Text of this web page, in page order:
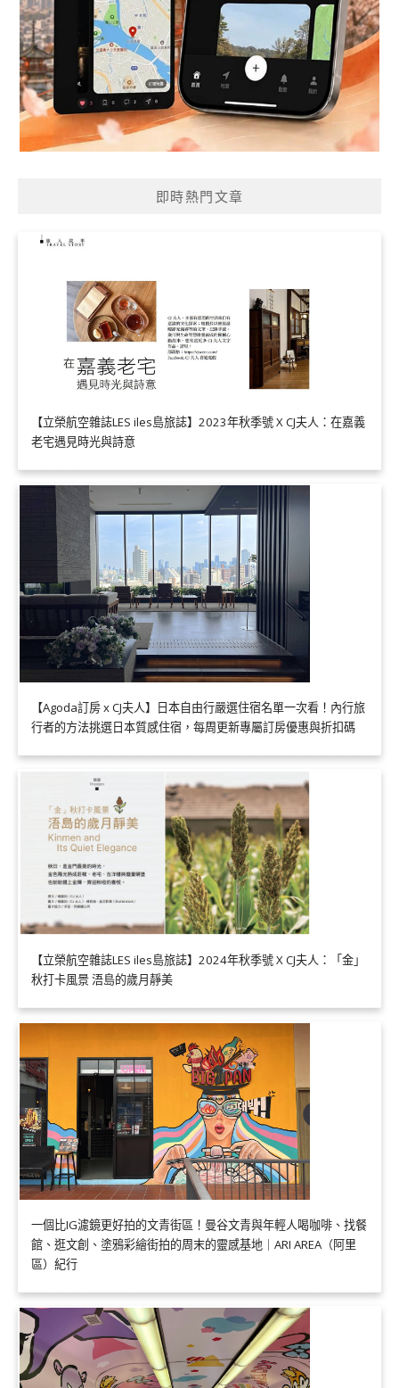
即時熱門文章
【立榮航空雜誌LES iles島旅誌】2023年秋季號 X CJ夫人：在嘉義
老宅遇見時光與詩意
【Agoda訂房 x CJ夫人】日本自由行嚴選住宿名單一次看！內行旅
行者的方法挑選日本質感住宿，每周更新專屬訂房優惠與折扣碼
【立榮航空雜誌LES iles島旅誌】2024年秋季號 X CJ夫人：「金」
秋打卡風景 浯島的歲月靜美
一個比IG濾鏡更好拍的文青街區！曼谷文青與年輕人喝咖啡、找餐
館、逛文創、塗鴉彩繪街拍的周末的靈感基地｜ARI AREA（阿里
區）紀行